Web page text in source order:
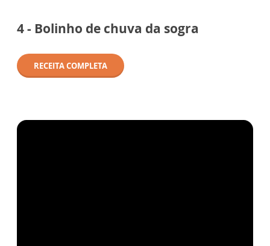
4 - Bolinho de chuva da sogra
RECEITA COMPLETA